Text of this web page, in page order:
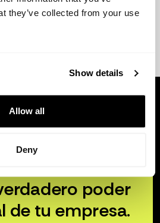
they’ve collected from your use
Show details
Allow all
Deny
poder
de tu empresa.